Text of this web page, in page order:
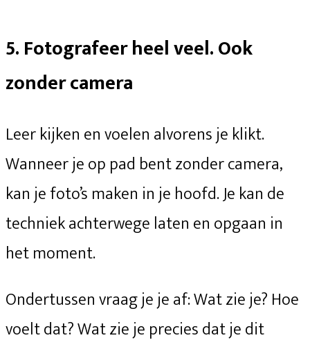
5. Fotografeer heel veel. Ook
zonder camera
Leer kijken en voelen alvorens je klikt.
Wanneer je op pad bent zonder camera,
kan je foto’s maken in je hoofd. Je kan de
techniek achterwege laten en opgaan in
het moment.
Ondertussen vraag je je af: Wat zie je? Hoe
voelt dat? Wat zie je precies dat je dit